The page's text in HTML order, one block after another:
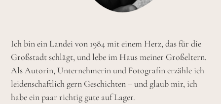
Ich bin ein Landei von 1984 mit einem Herz, das für die
Großstadt schlägt, und lebe im Haus meiner Großeltern.
Als Autorin, Unternehmerin und Fotografin erzähle ich
leidenschaftlich gern Geschichten – und glaub mir, ich
habe ein paar richtig gute auf Lager.